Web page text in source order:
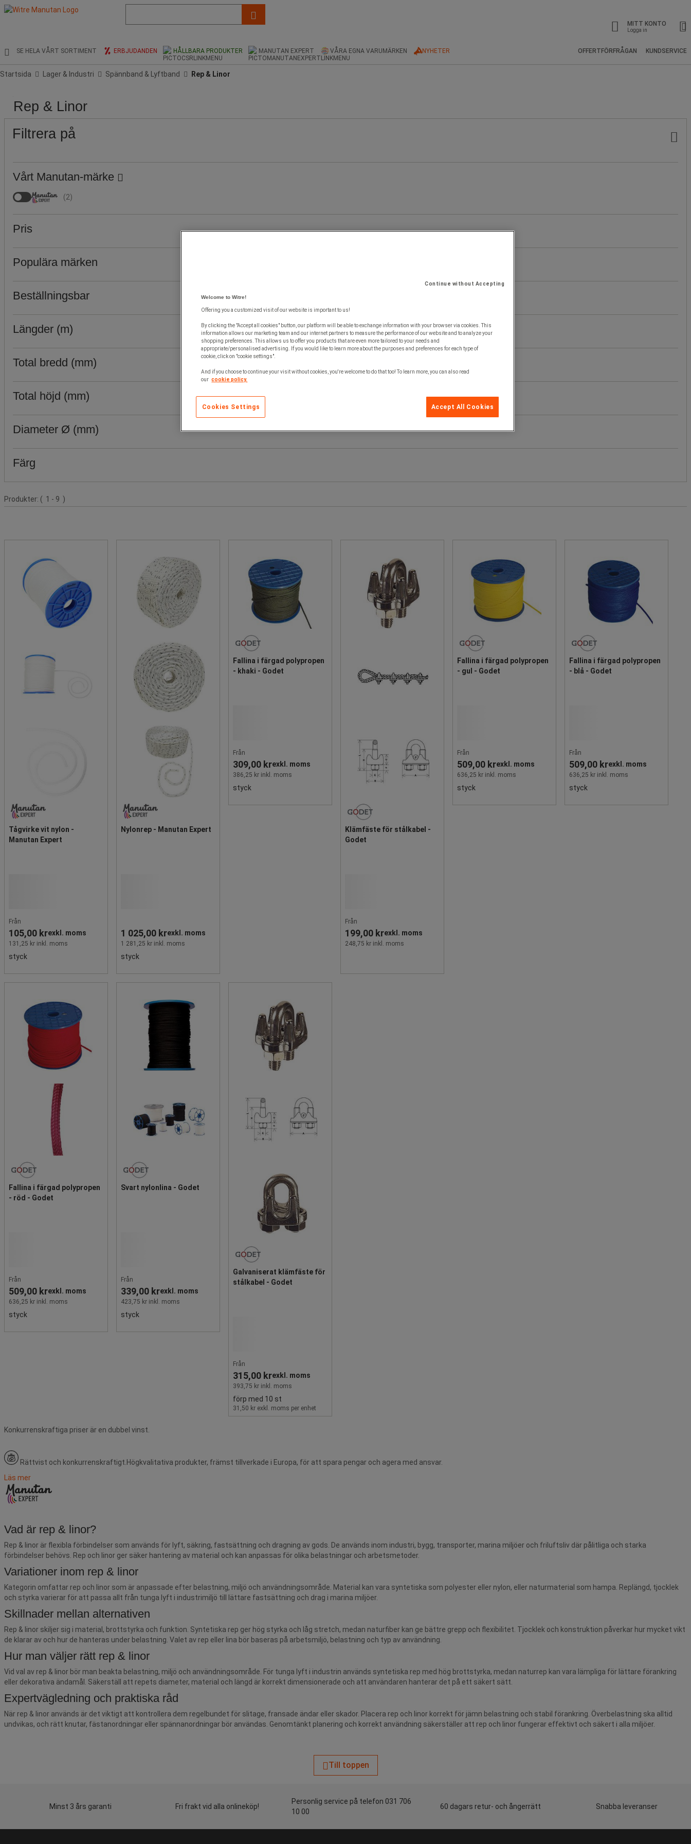
och
MITT KONTO
Logga in
SE HELA VÅRT SORTIMENT ERBJUDANDEN HÅLLBARA PRODUKTER MANUTAN EXPERT VÅRA EGNA VARUMÄRKEN NYHETER OFFERTFÖRFRÅGAN KUNDSERVICE
Startsida Lager & Industri Spännband & Lyftband Rep & Linor
Rep & Linor
Filtrera på
Vårt Manutan-märke
(2)
Pris
Pris
Populära
märken
Populära märken
Stock
Beställningsbar
Längder
Längder (m)
Total
bredd
(mm)
Total bredd (mm)
Total
(mm)
Total höjd (mm)
Diameter
(mm)
Diameter Ø (mm)
Färg
Färg
Produktlista
Produkter: ( 1 - 9 )
Tågvirke vit nylon -
Manutan Expert
Från
105,00 krexkl. moms
131,25 kr inkl. moms
styck
Nylonrep - Manutan Expert
1 025,00 krexkl. moms
1 281,25 kr inkl. moms
styck
Fallina i färgad polypropen
- khaki - Godet
Från
309,00 krexkl. moms
386,25 kr inkl. moms
styck
Klämfäste för stålkabel -
Godet
Från
199,00 krexkl. moms
248,75 kr inkl. moms
Fallina i färgad polypropen
- gul - Godet
Från
509,00 krexkl. moms
636,25 kr inkl. moms
styck
Fallina i färgad polypropen
- blå - Godet
Från
509,00 krexkl. moms
636,25 kr inkl. moms
styck
Fallina i färgad polypropen
- röd - Godet
Från
509,00 krexkl. moms
636,25 kr inkl. moms
styck
Svart nylonlina - Godet
Från
339,00 krexkl. moms
423,75 kr inkl. moms
styck
Galvaniserat klämfäste för
stålkabel - Godet
Från
315,00 krexkl. moms
393,75 kr inkl. moms
förp med 10 st
31,50 kr exkl. moms per enhet
Konkurrenskraftiga priser är en dubbel vinst.
Rättvist och konkurrenskraftigt. Högkvalitativa produkter, främst tillverkade i Europa, för att spara pengar och agera med ansvar.
Läs mer
Vad är rep & linor?
Rep & linor är flexibla förbindelser som används för lyft, säkring, fastsättning och dragning av gods. De används inom industri, bygg, transporter, marina miljöer och friluftsliv där pålitliga och starka
förbindelser behövs. Rep och linor ger säker hantering av material och kan anpassas för olika belastningar och arbetsmetoder.
Variationer inom rep & linor
Kategorin omfattar rep och linor som är anpassade efter belastning, miljö och användningsområde. Material kan vara syntetiska som polyester eller nylon, eller naturmaterial som hampa. Replängd, tjocklek
och styrka varierar för att passa allt från tunga lyft i industrimiljö till lättare fastsättning och drag i marina miljöer.
Skillnader mellan alternativen
Rep & linor skiljer sig i material, brottstyrka och funktion. Syntetiska rep ger hög styrka och låg stretch, medan naturfiber kan ge bättre grepp och flexibilitet. Tjocklek och konstruktion påverkar hur mycket vikt
de klarar av och hur de hanteras under belastning. Valet av rep eller lina bör baseras på arbetsmiljö, belastning och typ av användning.
Hur man väljer rätt rep & linor
Vid val av rep & linor bör man beakta belastning, miljö och användningsområde. För tunga lyft i industrin används syntetiska rep med hög brottstyrka, medan naturrep kan vara lämpliga för lättare förankring
eller dekorativa ändamål. Säkerställ att repets diameter, material och längd är korrekt dimensionerade och att användaren hanterar det på ett säkert sätt.
Expertvägledning och praktiska råd
När rep & linor används är det viktigt att kontrollera dem regelbundet för slitage, fransade ändar eller skador. Placera rep och linor korrekt för jämn belastning och stabil förankring. Överbelastning ska alltid
undvikas, och rätt knutar, fästanordningar eller spännanordningar bör användas. Genomtänkt planering och korrekt användning säkerställer att rep och linor fungerar effektivt och säkert i alla miljöer.
Till toppen
Minst 3 års garanti Fri frakt vid alla onlineköp!
Personlig service på telefon 031 706
10 00
60 dagars retur- och ångerrätt Snabba leveranser
Continue without Accepting
Welcome to Witre!
Offering you a customized visit of our website is important to us!
By clicking the "Accept all cookies" button, our platform will be able to exchange information with your browser via cookies. This
information allows our marketing team and our internet partners to measure the performance of our website and to analyze your
shopping preferences. This allows us to offer you products that are even more tailored to your needs and
appropriate/personalised advertising. If you would like to learn more about the purposes and preferences for each type of
cookie, click on "cookie settings".
And if you choose to continue your visit without cookies, you're welcome to do that too! To learn more, you can also read
our cookie policy.
Accept All Cookies
Cookies Settings